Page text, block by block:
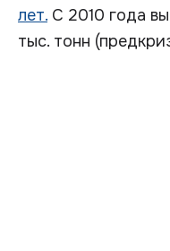
лет. С 2010 года
тыс. тонн